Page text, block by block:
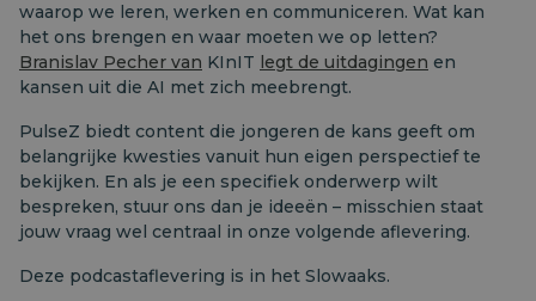
waarop we leren, werken en communiceren. Wat kan
het ons brengen en waar moeten we op letten?
Branislav Pecher van KInIT legt de uitdagingen en
kansen uit die AI met zich meebrengt.
PulseZ biedt content die jongeren de kans geeft om
belangrijke kwesties vanuit hun eigen perspectief te
bekijken. En als je een specifiek onderwerp wilt
bespreken, stuur ons dan je ideeën – misschien staat
jouw vraag wel centraal in onze volgende aflevering.
Deze podcastaflevering is in het Slowaaks.